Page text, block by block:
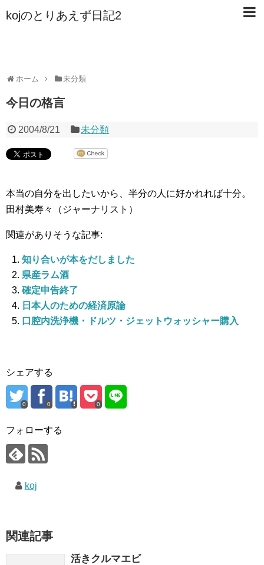
kojのとりあえず日記2
ホーム 未分類
今日の格言
2004/8/21 未分類
本当の自分を出したいから、半分の人に好かれれば十分。
田村美寿々（ジャーナリスト）
関連がありそうな記事:
知り合いが本をだしました
県産ラム酒
確定申告終了
日本人のための経済原論
口腔内洗浄機・ドルツ・ジェットウォッシャー購入
シェアする
0 0 0
フォローする
koj
関連記事
活きクルマエビ